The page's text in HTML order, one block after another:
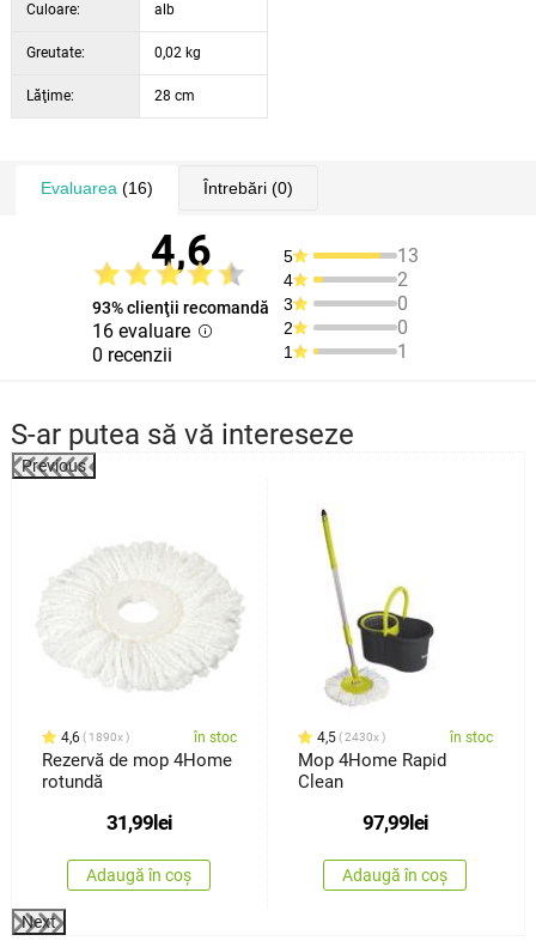
Culoare: alb
Greutate: 0,02 kg
Lăţime: 28 cm
Evaluarea (16) Întrebări(0)
4,6
93% clienţii recomandă
16 evaluare
0 recenzii
5 13
4 2
3 0
2 0
1 1
S-ar putea să vă intereseze
Previous
4,6 1890x în stoc
Rezervă de mop 4Home
rotundă
31,99 lei
Adaugă în coș
4,5 2430x în stoc
Mop 4Home Rapid
Clean
97,99 lei
Adaugă în coș
Next